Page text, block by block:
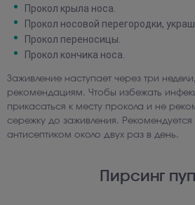
Прокол крыла носа.
Прокол носовой перегородки,
Прокол переносицы.
Прокол кончика носа.
Заживление наступает через три
рекомендациям. Чтобы избежать
прикасаться к месту прокола и не
сережку до заживления.
антисептиком около двух раз в день.
Пирсинг